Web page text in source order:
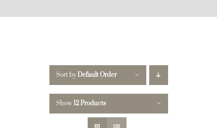
Sort byDefault Order
Show12 Products